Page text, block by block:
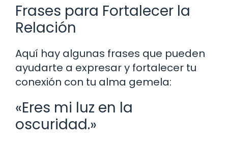
Frases para Fortalecer la
Relación
Aquí hay algunas frases que pueden
ayudarte a expresar y fortalecer tu
conexión con tu alma gemela:
«Eres mi luz en la
oscuridad.»